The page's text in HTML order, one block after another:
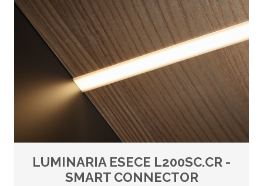
LUMINARIA ESECE L200SC.CR -
SMART CONNECTOR